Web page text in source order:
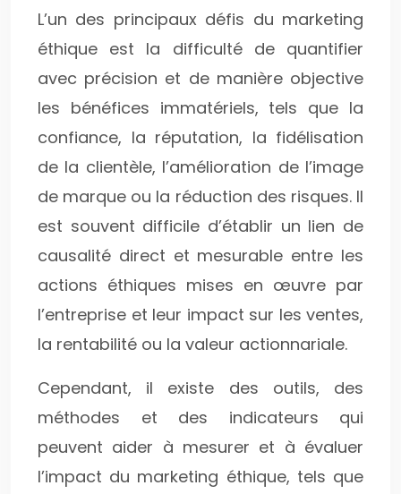
L’un des principaux défis du marketing
éthique est la difficulté de quantifier
avec précision et de manière objective
les bénéfices immatériels, tels que la
confiance, la réputation, la fidélisation
de la clientèle, l’amélioration de l’image
de marque ou la réduction des risques. Il
est souvent difficile d’établir un lien de
causalité direct et mesurable entre les
actions éthiques mises en œuvre par
l’entreprise et leur impact sur les ventes,
la rentabilité ou la valeur actionnariale.
Cependant, il existe des outils, des
méthodes et des indicateurs qui
peuvent aider à mesurer et à évaluer
l’impact du marketing éthique, tels que